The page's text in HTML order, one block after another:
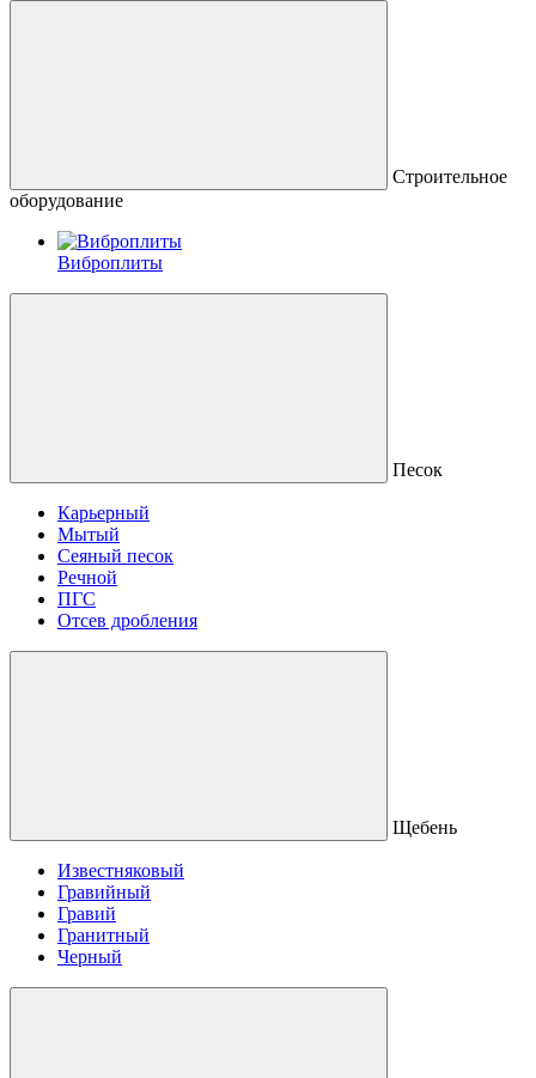
Строительное
оборудование
Виброплиты
Песок
Карьерный
Мытый
Сеяный песок
Речной
ПГС
Отсев дробления
Щебень
Известняковый
Гравийный
Гравий
Гранитный
Черный